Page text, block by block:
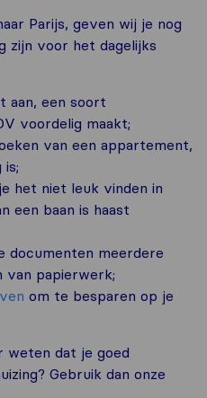
Parijs, geven wij je nog
zijn voor het dagelijks
aan, een soort
voordelig maakt;
van een appartement,
is;
het niet leuk vinden in
een baan is haast
documenten meerdere
van papierwerk;
om te besparen op je
weten dat je goed
Gebruik dan onze